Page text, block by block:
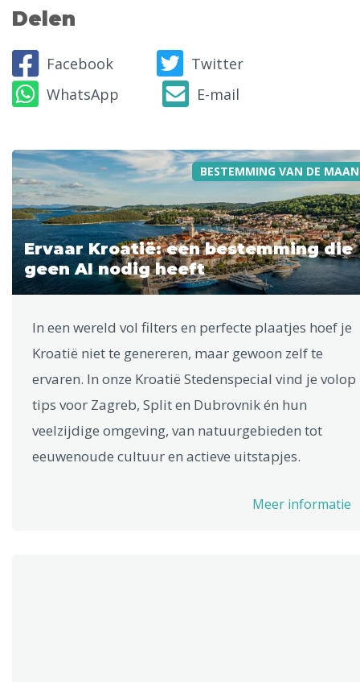
Delen
Facebook
Twitter
WhatsApp
E-mail
BESTEMMING VAN DE
Ervaar Kroatië: een bestemming die
geen AI nodig heeft
In een wereld vol filters en perfecte plaatjes hoef je
Kroatië niet te genereren, maar gewoon zelf te
ervaren. In onze Kroatië Stedenspecial vind je volop
tips voor Zagreb, Split en Dubrovnik én hun
veelzijdige omgeving, van natuurgebieden tot
eeuwenoude cultuur en actieve uitstapjes.
Meer informatie